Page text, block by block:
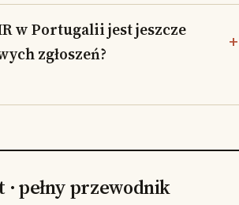
w Portugalii jest jeszcze
zgłoszeń?
· pełny przewodnik